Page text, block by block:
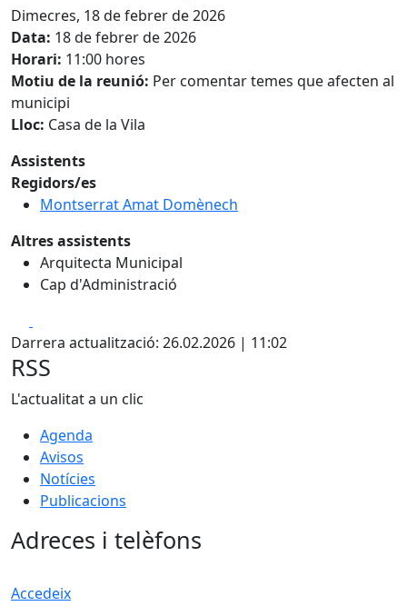
Dimecres, 18 de febrer de 2026
Data: 18 de febrer de 2026
Horari: 11:00 hores
Motiu de la reunió: Per comentar temes que afecten al
municipi
Lloc: Casa de la Vila
Assistents
Regidors/es
Montserrat Amat Domènech
Altres assistents
Arquitecta Municipal
Cap d'Administració
Darrera actualització: 26.02.2026 | 11:02
RSS
L'actualitat a un clic
Agenda
Avisos
Notícies
Publicacions
Adreces i telèfons
Accedeix